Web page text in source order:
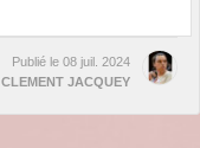
Publié le 08 juil. 2024
CLEMENT JACQUEY